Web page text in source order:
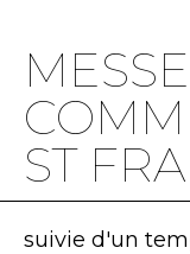
ST
suivie d'un